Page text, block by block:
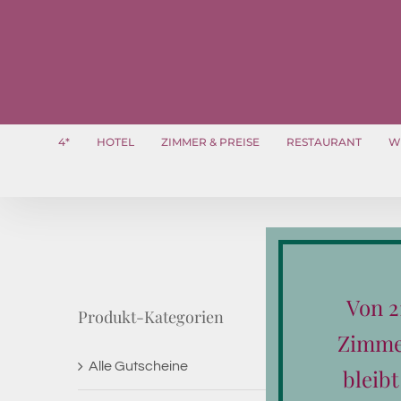
4* HOTEL ZIMMER & PREISE RESTAURANT
Produkt-Kategorien
Alle Gutscheine
Von
bleibt